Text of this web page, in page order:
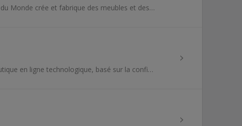
Depuis plus de 20 ans, Maisons du Monde crée et fabrique des meubles et des objets déco pour toutes les pièces de la maison. Aujourd'hui, ce sont p...
PC Componentes le premier boutique en ligne technologique, basé sur la confiance, l'expérience d'achat et la connaissance du secteur technologique...